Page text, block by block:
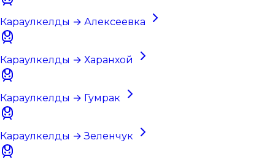
Караулкелды → Алексеевка
Караулкелды → Харанхой
Караулкелды → Гумрак
Караулкелды → Зеленчук